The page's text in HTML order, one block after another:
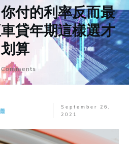
付的利率反而最
貸年期這樣選才
划算
Comments
September 26,
2021